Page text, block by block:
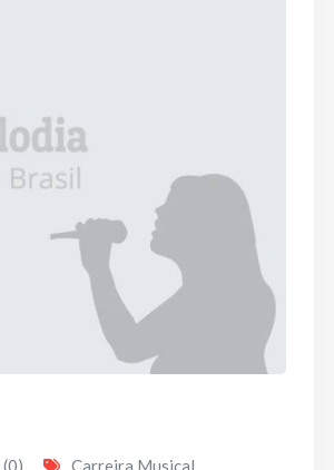
(0) Carreira Musical